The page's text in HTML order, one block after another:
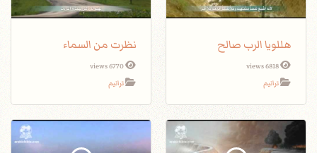
هللويا الرب صالح
6818 views
ترانيم
نظرت من السماء
6770 views
ترانيم